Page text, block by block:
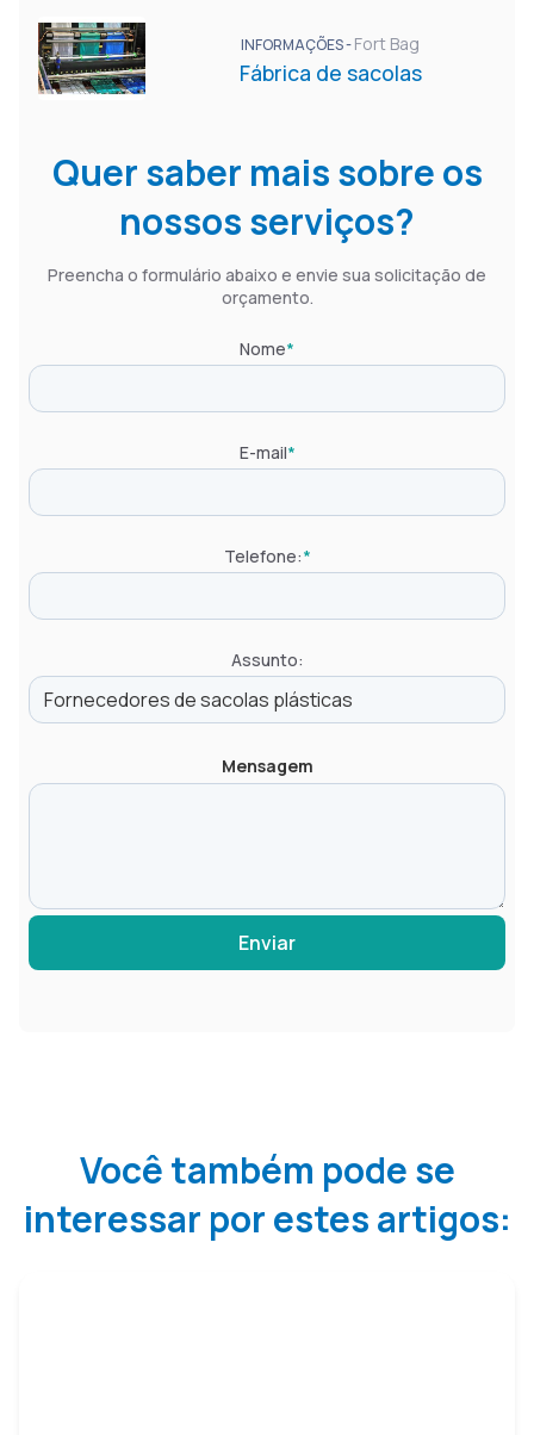
INFORMAÇÕES -Fort Bag
Fábrica de sacolas
Quer saber mais sobre os
nossos serviços?
Preencha o formulário abaixo e envie sua solicitação de
orçamento.
Nome*
E-mail*
Telefone:*
Assunto:
Mensagem
Enviar
Você também pode se
interessar por estes artigos: